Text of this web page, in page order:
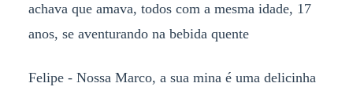
achava que amava, todos com a mesma idade, 17
anos, se aventurando na bebida quente
Felipe - Nossa Marco, a sua mina é uma delicinha